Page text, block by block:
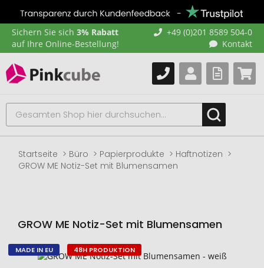
Sichern Sie sich 3% Rabatt
auf Ihre Online-Bestellung!
+49 (0)201 8589 504-0
Kontakt
Startseite Büro Papierprodukte
Haftnotizen
GROW ME Notiz-Set mit Blumensamen
GROW ME Notiz-Set mit Blumensamen
Zum
MADE IN EU 48H PRODUKTION